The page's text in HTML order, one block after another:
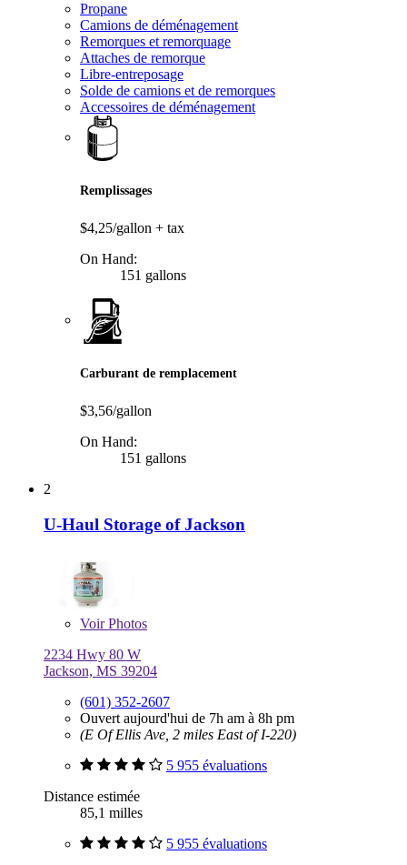
Propane
Camions de déménagement
Remorques et remorquage
Attaches de remorque
Libre-entreposage
Solde de camions et de remorques
Accessoires de déménagement
Remplissages
$4,25/gallon + tax
On Hand:
151 gallons
Carburant de remplacement
$3,56/gallon
On Hand:
151 gallons
2
U-Haul Storage of Jackson
VoirPhotos
2234 Hwy 80 W
Jackson, MS 39204
(601) 352-2607
Ouvert aujourd'hui de 7h am à 8h pm
(E Of Ellis Ave, 2 miles East of I-220)
5 955 évaluations
Distance estimée
85,1 milles
5 955 évaluations